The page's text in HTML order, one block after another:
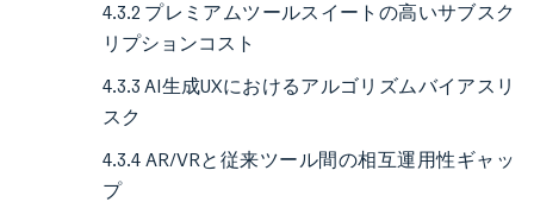
4.3.2 プレミアムツールスイートの高いサブスク
リプションコスト
4.3.3 AI生成UXにおけるアルゴリズムバイアスリ
スク
4.3.4 AR/VRと従来ツール間の相互運用性ギャッ
プ